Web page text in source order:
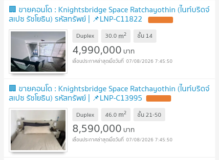
🏢 ขายคอนโด : Knightsbridge Space Ratchayothin (ไนท์บริดจ์
สเปซ รัชโยธิน) รหัสทรัพย์ | 📌LNP-C11822
Duplex 30.0 m2 ชั้น 14
4,990,000 บาท
07/08/2026 7:45:50
🏢 ขายคอนโด : Knightsbridge Space Ratchayothin (ไนท์บริดจ์
สเปซ รัชโยธิน) รหัสทรัพย์ | 📌LNP-C13995
Duplex 46.0 m2 ชั้น21-50
8,590,000 บาท
07/08/2026 7:45:50